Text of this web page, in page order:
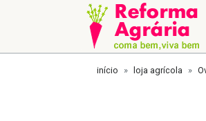
início loja agrícola